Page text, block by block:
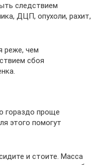
следствием
ДЦП, опухоли, рахит,
реже, чем
сбоя
гораздо проще
этого помогут
и стоите. Масса